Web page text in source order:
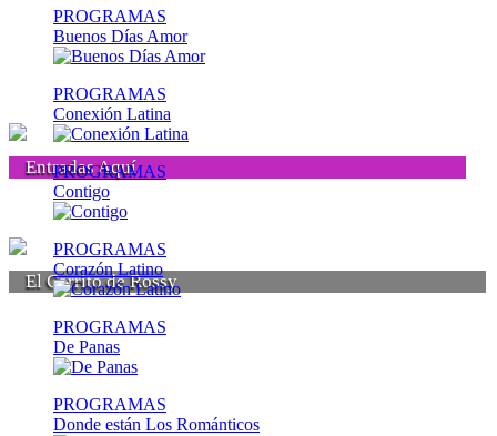
Entradas Aquí
El Carrito de Rossy
PROGRAMAS
Buenos Días Amor
PROGRAMAS
Conexión Latina
PROGRAMAS
Contigo
PROGRAMAS
Corazón Latino
PROGRAMAS
De Panas
PROGRAMAS
Donde están Los Románticos